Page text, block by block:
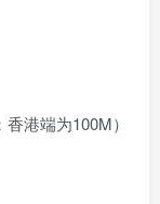
港端为100M）